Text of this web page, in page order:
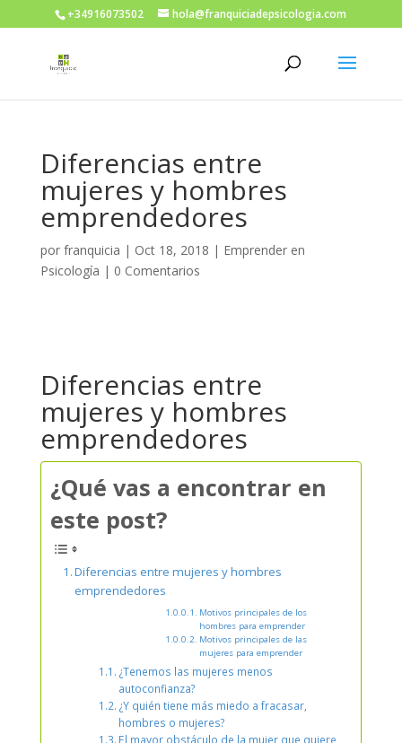
+34916073502 hola@franquiciadepsicologia.com
Diferencias entre
mujeres y hombres
emprendedores
por franquicia | Oct 18, 2018 | Emprender en
Psicología | 0 Comentarios
Diferencias entre
mujeres y hombres
emprendedores
¿Qué vas a encontrar en
este post?
Diferencias entre mujeres y hombres
emprendedores
Motivos principales de los
hombres para emprender
Motivos principales de las
mujeres para emprender
¿Tenemos las mujeres menos
autoconfianza?
¿Y quién tiene más miedo a fracasar,
hombres o mujeres?
El mayor obstáculo de la mujer que quiere